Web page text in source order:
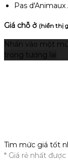
Pas
Giá chỗ ở (hiển thị
Nhấn vào một
trong tương lai
Tìm mức giá tốt
* Giá rẻ nhất